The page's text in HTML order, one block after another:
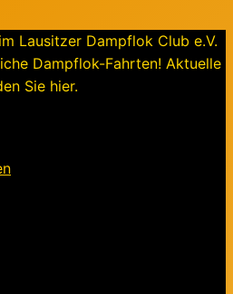
Lausitzer Dampflok Club e.V.
Dampflok-Fahrten! Aktuelle
Sie hier.